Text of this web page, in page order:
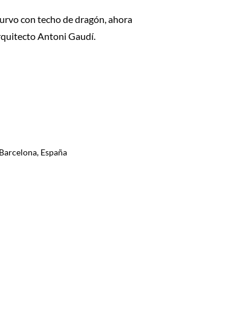
con techo de dragón, ahora
Antoni Gaudí.
España